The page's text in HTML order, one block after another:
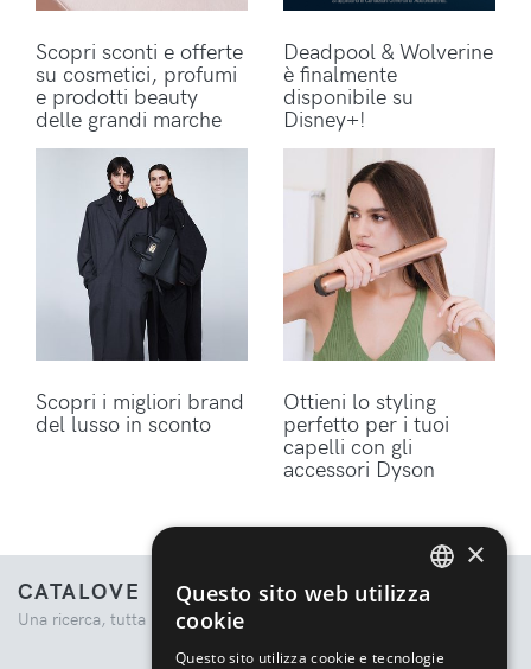
Scopri sconti e offerte
su cosmetici, profumi
e prodotti beauty
delle grandi marche
Deadpool & Wolverine
è finalmente
disponibile su
Disney+!
Scopri i migliori brand
del lusso in sconto
Ottieni lo styling
perfetto per i tuoi
capelli con gli
accessori Dyson
CATALOVE
Una ricerca, tutta la moda.
×
Questo sito web utilizza
cookie
Questo sito utilizza cookie e tecnologie